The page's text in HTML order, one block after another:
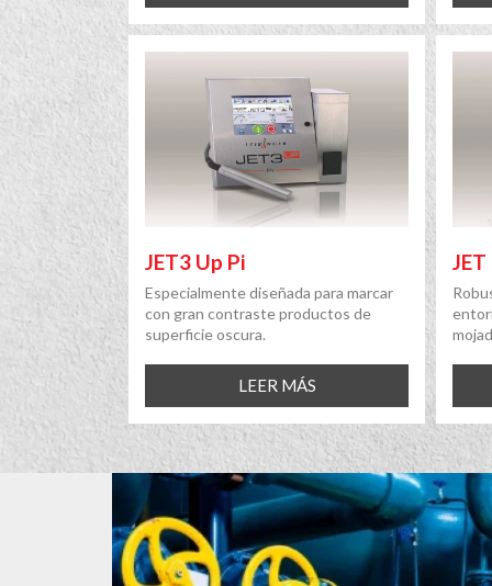
JET3 Up Pi
Especialmente diseñada para marcar
con gran contraste productos de
superficie oscura.
LEER MÁS